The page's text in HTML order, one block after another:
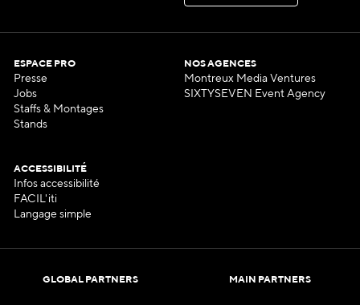
CONTACTEZ-NOUS
ESPACE PRO
Presse
Jobs
Staffs & Montages
Stands
NOS AGENCES
Montreux Media Ventures
SIXTYSEVEN Event Agency
ACCESSIBILITÉ
Infos accessibilité
FACIL'iti
Langage simple
GLOBAL PARTNERS MAIN PARTNERS